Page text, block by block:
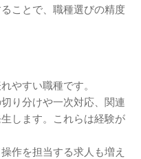
ことで、職種選びの精度
やすい職種です。
り分けや一次対応、関連
します。これらは経験が
作を担当する求人も増え